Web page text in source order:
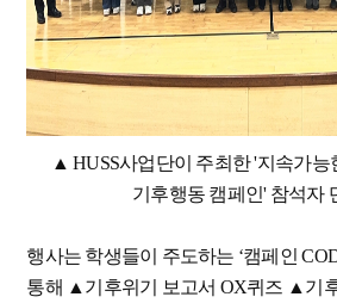
▲ HUSS사업단이 주최한 '지속가능
기후행동 캠페인' 참석자
행사는 학생들이 주도하는 ‘캠페인
통해 ▲기후위기 보고서 OX퀴즈 ▲기